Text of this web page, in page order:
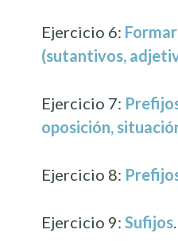
Ejercicio 6:
(sutantivos,
Ejercicio 7:
oposición,
Ejercicio 8:
Ejercicio 9:Sufijos.